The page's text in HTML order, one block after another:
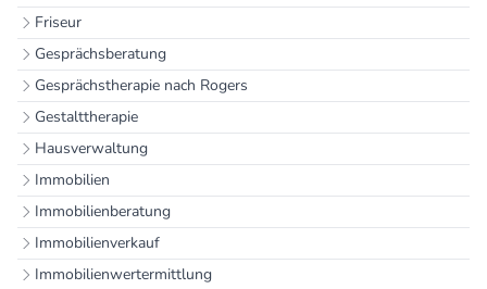
Friseur
Gesprächsberatung
Gesprächstherapie nach Rogers
Gestalttherapie
Hausverwaltung
Immobilien
Immobilienberatung
Immobilienverkauf
Immobilienwertermittlung